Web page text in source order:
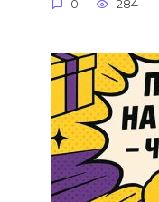
0 284